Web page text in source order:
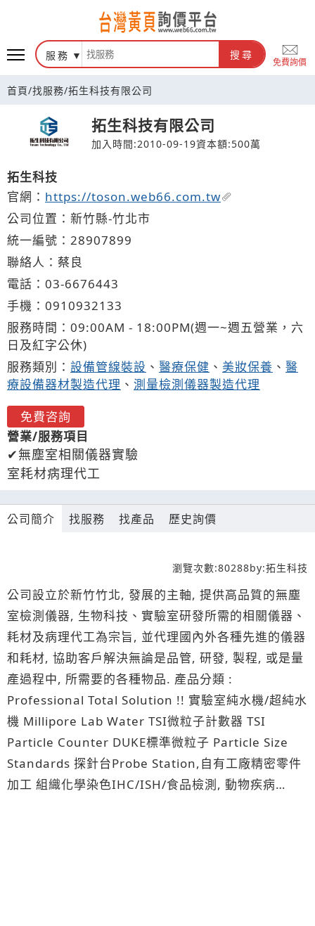
台灣黃頁詢價平台
服務 搜尋
免費詢價
首頁/找服務/拓生科技有限公司
拓生科技有限公司
加入時間:2010-09-19資本額:500萬
拓生科技
官網： https://toson.web66.com.tw
公司位置：新竹縣-竹北市
統一編號：28907899
聯絡人：蔡良
電話： 03-6676443
手機： 0910932133
服務時間：09:00AM - 18:00PM(週一~週五營業，六
日及紅字公休)
服務類別： 設備管線裝設 、 醫療保健 、 美妝保養 、 醫
療設備器材製造代理 、 測量檢測儀器製造代理
免費咨詢
營業/服務項目
無塵室相關儀器實驗
室耗材病理代工
公司簡介 找服務 找產品 歷史詢價
瀏覽次數:80288by:拓生科技
公司設立於新竹竹北, 發展的主軸, 提供高品質的無塵
室檢測儀器, 生物科技、實驗室研發所需的相關儀器、
耗材及病理代工為宗旨, 並代理國內外各種先進的儀器
和耗材, 協助客戶解決無論是品管, 研發, 製程, 或是量
產過程中, 所需要的各種物品. 產品分類 :
Professional Total Solution !! 實驗室純水機/超純水
機 Millipore Lab Water TSI微粒子計數器 TSI
Particle Counter DUKE標準微粒子 Particle Size
Standards 探針台Probe Station,自有工廠精密零件
加工 組織化學染色IHC/ISH/食品檢測, 動物疾病